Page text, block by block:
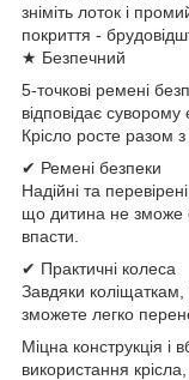
зніміть лоток і
покриття -
★ Безпечний
5-точкові ремені
відповідає
Крісло росте разом
✔ Ремені безпеки
Надійні та
що дитина не зможе
впасти.
✔ Практичні колеса
Завдяки коліщаткам,
зможете легко
Міцна конструкція і
використання